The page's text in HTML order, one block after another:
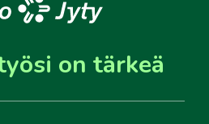
on tärkeä